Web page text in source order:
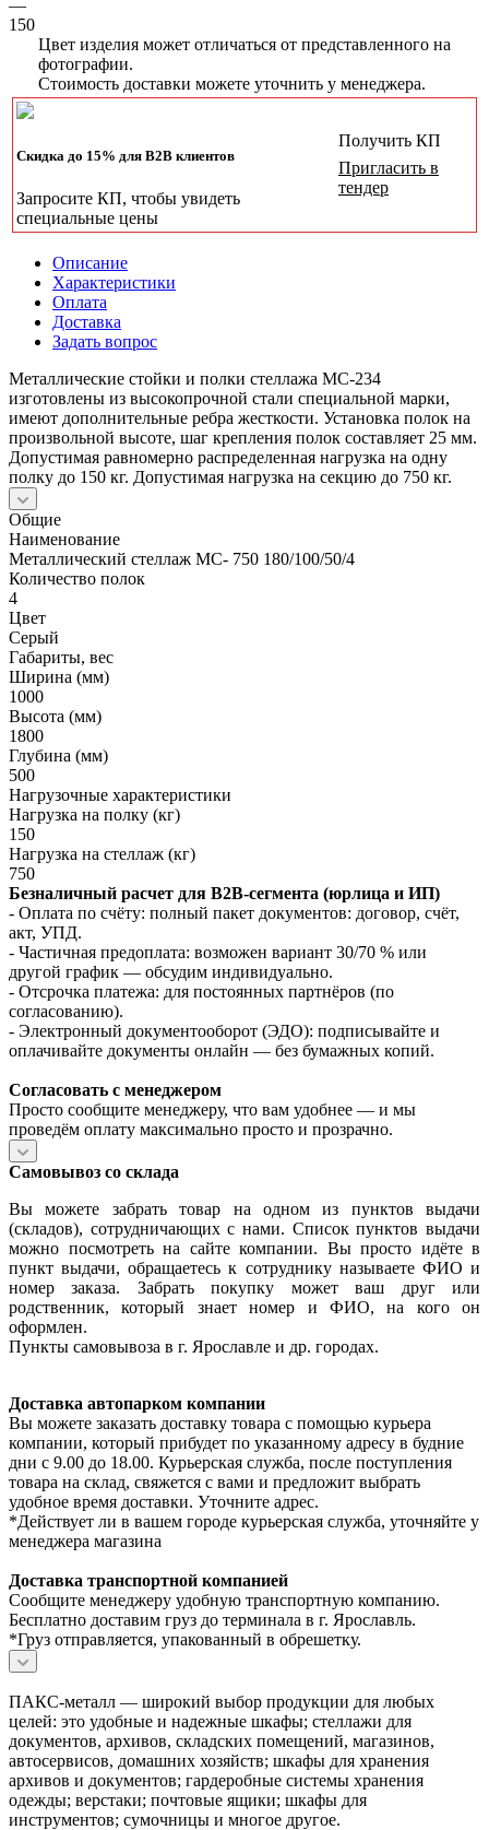
—
150
Цвет изделия может отличаться от представленного на
фотографии.
Стоимость доставки можете уточнить у менеджера.
Скидка до 15% для B2B клиентов
Запросите КП, чтобы увидеть
специальные цены
Получить КП
Пригласить в
тендер
Описание
Характеристики
Оплата
Доставка
Задать вопрос
Металлические стойки и полки стеллажа МС-234
изготовлены из высокопрочной стали специальной марки,
имеют дополнительные ребра жесткости. Установка полок на
произвольной высоте, шаг крепления полок составляет 25 мм.
Допустимая равномерно распределенная нагрузка на одну
полку до 150 кг. Допустимая нагрузка на секцию до 750 кг.
Общие
Наименование
Металлический стеллаж МС- 750 180/100/50/4
Количество полок
4
Цвет
Серый
Габариты, вес
Ширина (мм)
1000
Высота (мм)
1800
Глубина (мм)
500
Нагрузочные характеристики
Нагрузка на полку (кг)
150
Нагрузка на стеллаж (кг)
750
Безналичный расчет для B2B‑сегмента (юрлица и ИП)
- Оплата по счёту: полный пакет документов: договор, счёт,
акт, УПД.
- Частичная предоплата: возможен вариант 30/70 % или
другой график — обсудим индивидуально.
- Отсрочка платежа: для постоянных партнёров (по
согласованию).
- Электронный документооборот (ЭДО): подписывайте и
оплачивайте документы онлайн — без бумажных копий.
Согласовать с менеджером
Просто сообщите менеджеру, что вам удобнее — и мы
проведём оплату максимально просто и прозрачно.
Самовывоз со склада
Вы можете забрать товар на одном из пунктов выдачи
(складов), сотрудничающих с нами. Список пунктов выдачи
можно посмотреть на сайте компании. Вы просто идёте в
пункт выдачи, обращаетесь к сотруднику называете ФИО и
номер заказа. Забрать покупку может ваш друг или
родственник, который знает номер и ФИО, на кого он
оформлен.
Пункты самовывоза в г. Ярославле и др. городах.
Доставка автопарком компании
Вы можете заказать доставку товара с помощью курьера
компании, который прибудет по указанному адресу в будние
дни с 9.00 до 18.00. Курьерская служба, после поступления
товара на склад, свяжется с вами и предложит выбрать
удобное время доставки. Уточните адрес.
*Действует ли в вашем городе курьерская служба, уточняйте у
менеджера магазина
Доставка транспортной компанией
Сообщите менеджеру удобную транспортную компанию.
Бесплатно доставим груз до терминала в г. Ярославль.
*Груз отправляется, упакованный в обрешетку.
ПАКС-металл — широкий выбор продукции для любых
целей: это удобные и надежные шкафы; стеллажи для
документов, архивов, складских помещений, магазинов,
автосервисов, домашних хозяйств; шкафы для хранения
архивов и документов; гардеробные системы хранения
одежды; верстаки; почтовые ящики; шкафы для
инструментов; сумочницы и многое другое.